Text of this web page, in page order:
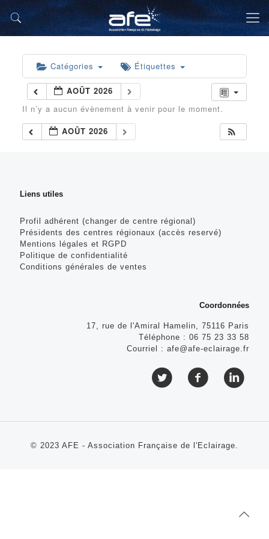
Catégories Étiquettes
AOÛT 2026
Il n’y a aucun évènement à venir pour le moment.
AOÛT 2026
Liens utiles
Profil adhérent (changer de centre régional)
Présidents des centres régionaux (accès reservé)
Mentions légales et RGPD
Politique de confidentialité
Conditions générales de ventes
Coordonnées
17, rue de l'Amiral Hamelin, 75116 Paris
Téléphone : 06 75 23 33 58
Courriel : afe@afe-eclairage.fr
© 2023 AFE - Association Française de l'Eclairage.